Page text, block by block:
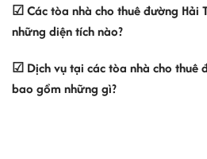
☑ Các tòa nhà cho thuê đường Hải
những diện tích nào?
☑ Dịch vụ tại các tòa nhà cho thuê
bao gồm những gì?